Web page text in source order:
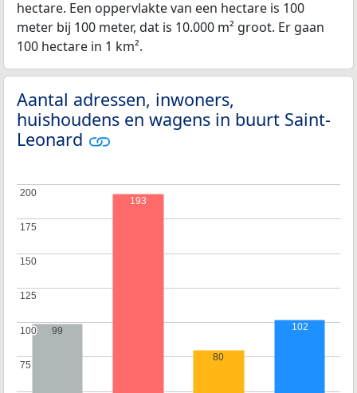
hectare. Een oppervlakte van een hectare is 100
meter bij 100 meter, dat is 10.000 m² groot. Er gaan
100 hectare in 1 km².
Aantal adressen, inwoners,
huishoudens en wagens in buurt Saint-
Leonard
75
75
100
100
125
125
150
150
175
175
200
200
99
193
80
102